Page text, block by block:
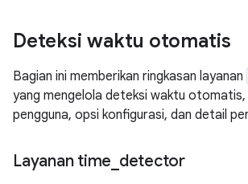
Deteksi waktu otomatis
Bagian ini memberikan ringkasan layanan
yang mengelola deteksi waktu
pengguna, opsi konfigurasi, dan detail
Layanan time detector